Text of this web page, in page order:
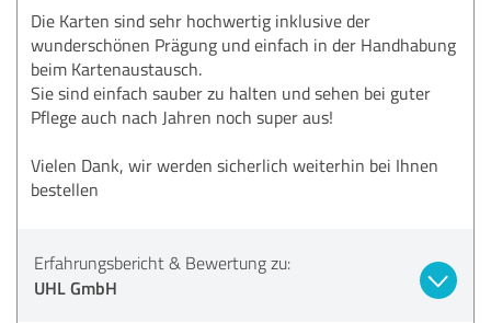
Die Karten sind sehr hochwertig inklusive der
wunderschönen Prägung und einfach in der Handhabung
beim Kartenaustausch.
Sie sind einfach sauber zu halten und sehen bei guter
Pflege auch nach Jahren noch super aus!
Vielen Dank, wir werden sicherlich weiterhin bei Ihnen
bestellen
Erfahrungsbericht & Bewertung zu:
UHL GmbH